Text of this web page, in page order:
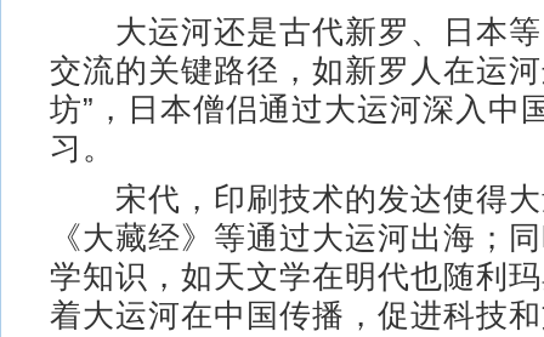
大运河还是古代新罗、日本等
交流的关键路径，如新罗人在运
坊”，日本僧侣通过大运河深入中
习。
宋代，印刷技术的发达使得大
《大藏经》等通过大运河出海；
学知识，如天文学在明代也随利
着大运河在中国传播，促进科技